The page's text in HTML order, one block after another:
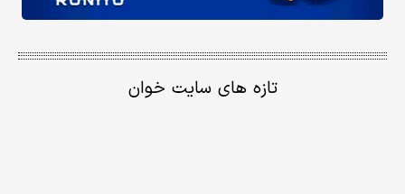
تازه های سایت خوان